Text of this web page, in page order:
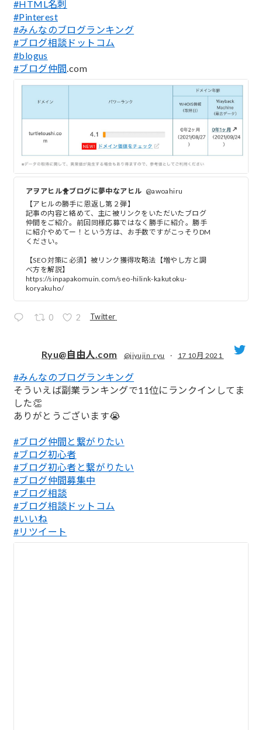
#HTML名刺
#Pinterest
#みんなのブログランキング
#ブログ相談ドットコム
#blogus
#ブログ仲間.com
アヲアヒル🐥ブログに夢中なアヒル @awoahiru
【アヒルの勝手に恩返し第２弾】
記事の内容と絡めて、主に被リンクをいただいたブログ
仲間をご紹介。前回同様応募ではなく勝手に紹介。勝手
に紹介やめてー！という方は、お手数ですがこっそりDM
ください。
【SEO対策に必須】被リンク獲得攻略法【増やし方と調
べ方を解説】
https://sinpapakomuin.com/seo-hilink-kakutoku-
koryakuho/
0 2 Twitter
;
Ryu@自由人.com @jiyujin_ryu · 17 10月 2021
#みんなのブログランキング
そういえば副業ランキングで11位にランクインしてま
した👏
ありがとうございます😭
#ブログ仲間と繋がりたい
#ブログ初心者
#ブログ初心者と繋がりたい
#ブログ仲間募集中
#ブログ相談
#ブログ相談ドットコム
#いいね
#リツイート